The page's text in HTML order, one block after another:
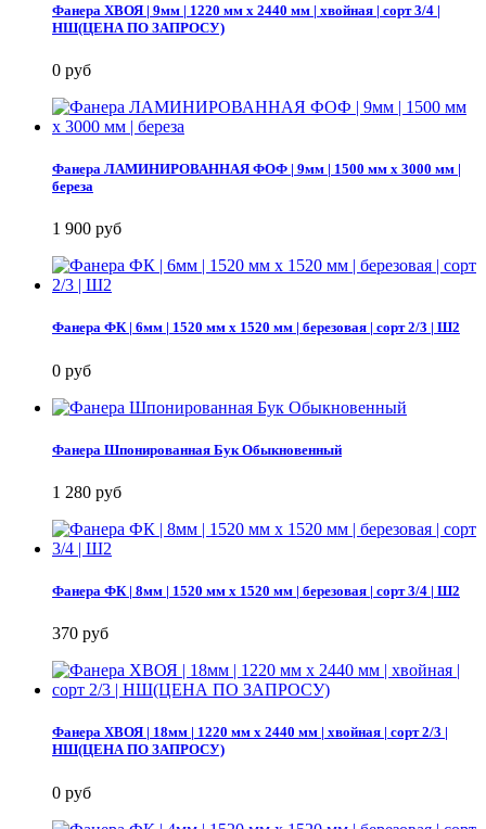
Фанера ХВОЯ | 9мм | 1220 мм х 2440 мм | хвойная | сорт 3/4 |
НШ(ЦЕНА ПО ЗАПРОСУ)
0 руб
Фанера ЛАМИНИРОВАННАЯ ФОФ | 9мм | 1500 мм х 3000 мм |
береза
1 900 руб
Фанера ФК | 6мм | 1520 мм х 1520 мм | березовая | сорт 2/3 | Ш2
0 руб
Фанера Шпонированная Бук Обыкновенный
1 280 руб
Фанера ФК | 8мм | 1520 мм х 1520 мм | березовая | сорт 3/4 | Ш2
370 руб
Фанера ХВОЯ | 18мм | 1220 мм х 2440 мм | хвойная | сорт 2/3 |
НШ(ЦЕНА ПО ЗАПРОСУ)
0 руб